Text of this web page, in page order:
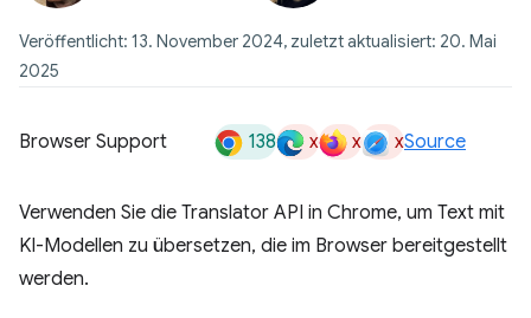
Veröffentlicht: 13. November 2024, zuletzt aktualisiert: 20. Mai
2025
Browser Support 138 x x xSource
Verwenden Sie die Translator API in Chrome, um Text mit
KI-Modellen zu übersetzen, die im Browser bereitgestellt
werden.